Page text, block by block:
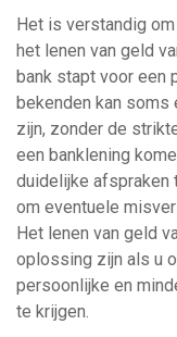
Het is verstandig
het lenen van geld
bank stapt voor een
bekenden kan
zijn, zonder de
een banklening
duidelijke afspraken
om eventuele
Het lenen van geld
oplossing zijn als u
persoonlijke en
te krijgen.